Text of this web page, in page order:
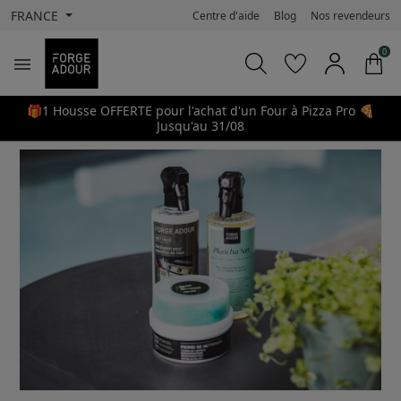
FRANCE Centre d'aide Blog Nos revendeurs

0
🎁1 Housse OFFERTE pour l'achat d'un Four à Pizza Pro 🍕
Jusqu'au 31/08